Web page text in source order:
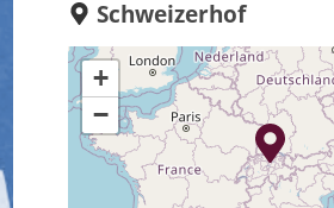
Schweizerhof
+
−